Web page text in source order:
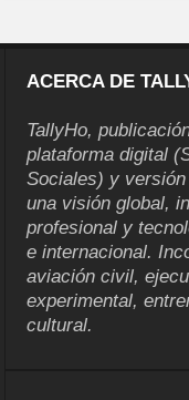
ACERCA DE
TallyHo,
plataforma digital
Sociales) y
una visión global,
profesional y
e internacional.
aviación civil,
experimental,
cultural.